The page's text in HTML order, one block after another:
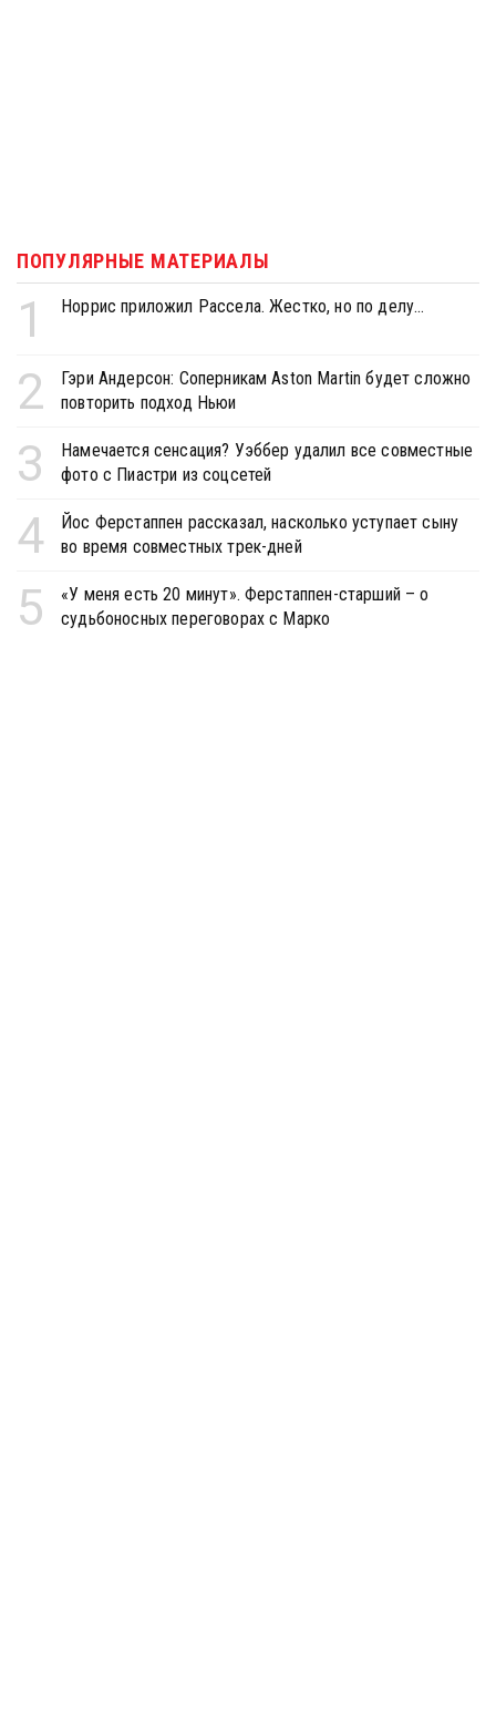
ПОПУЛЯРНЫЕ МАТЕРИАЛЫ
1 Норрис приложил Рассела. Жестко, но по делу...
2
Гэри Андерсон: Соперникам Aston Martin будет сложно
повторить подход Ньюи
3
Намечается сенсация? Уэббер удалил все совместные
фото с Пиастри из соцсетей
4
Йос Ферстаппен рассказал, насколько уступает сыну
во время совместных трек-дней
5
«У меня есть 20 минут». Ферстаппен-старший – о
судьбоносных переговорах с Марко